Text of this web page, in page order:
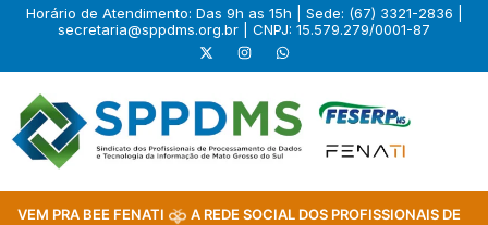
Horário de Atendimento: Das 9h as 15h | Sede: (67) 3321-2836 |
secretaria@sppdms.org.br | CNPJ: 15.579.279/0001-87
VEM PRA BEE FENATI
A REDE SOCIAL DOS PROFISSIONAIS DE